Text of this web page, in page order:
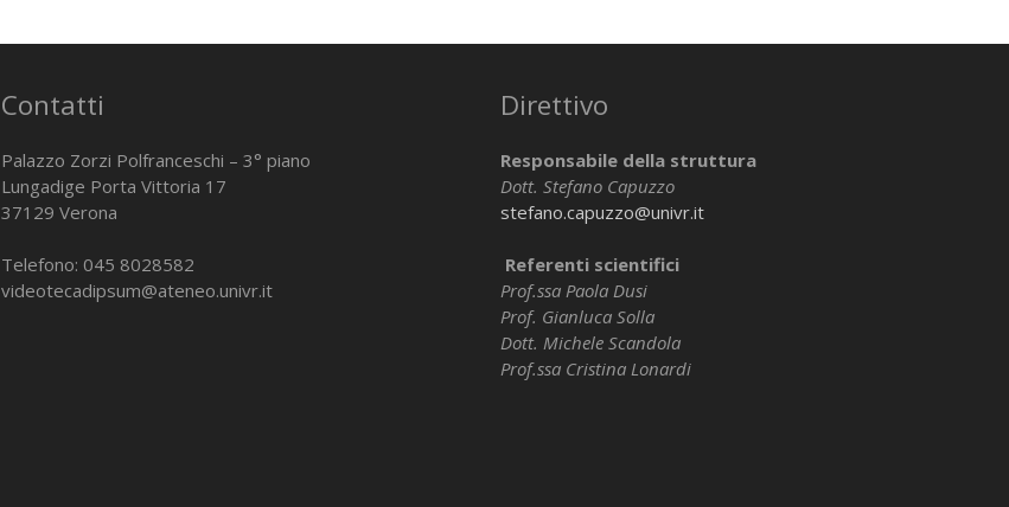
Contatti
Palazzo Zorzi Polfranceschi – 3° piano
Lungadige Porta Vittoria 17
37129 Verona
Telefono: 045 8028582
videotecadipsum@ateneo.univr.it
Direttivo
Responsabile della struttura
Dott. Stefano Capuzzo
stefano.capuzzo@univr.it
Referenti scientifici
Prof.ssa Paola Dusi
Prof. Gianluca Solla
Dott. Michele Scandola
Prof.ssa Cristina Lonardi